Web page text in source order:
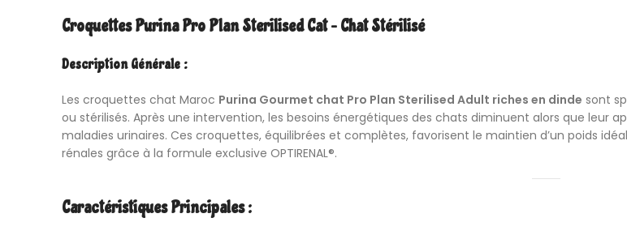
Croquettes Purina Pro Plan Sterilised Cat – Chat Stérilisé
Description Générale :
Les croquettes chat Maroc Purina Gourmet chat Pro Plan Sterilised Adult riches en dinde sont
ou stérilisés. Après une intervention, les besoins énergétiques des chats diminuent alors que leur
maladies urinaires. Ces croquettes, équilibrées et complètes, favorisent le maintien d’un poids
rénales grâce à la formule exclusive OPTIRENAL®.
Caractéristiques Principales :